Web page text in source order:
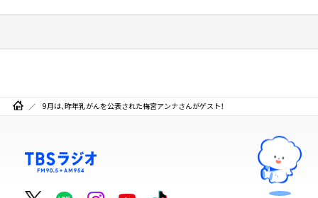
9月は、昨年乳がんを公表された梅宮アンナさんがゲスト！